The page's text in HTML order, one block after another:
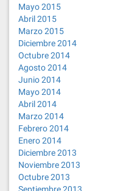
Mayo 2015
Abril 2015
Marzo 2015
Diciembre 2014
Octubre 2014
Agosto 2014
Junio 2014
Mayo 2014
Abril 2014
Marzo 2014
Febrero 2014
Enero 2014
Diciembre 2013
Noviembre 2013
Octubre 2013
Septiembre 2013